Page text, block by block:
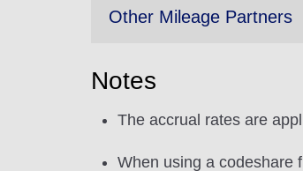
Other Mileage Partners
Notes
The accrual rates are
When using a codeshare